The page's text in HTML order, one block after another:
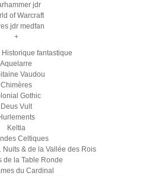
jdr
of Warcraft
jdr medfan
+
fantastique
Aquelarre
Vaudou
Chimères
Gothic
Deus Vult
Keltia
Celtiques
& de la Vallée des Rois
de la Table Ronde
du Cardinal